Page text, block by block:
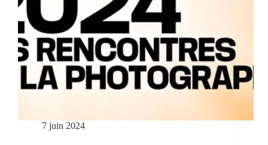
7 juin 2024